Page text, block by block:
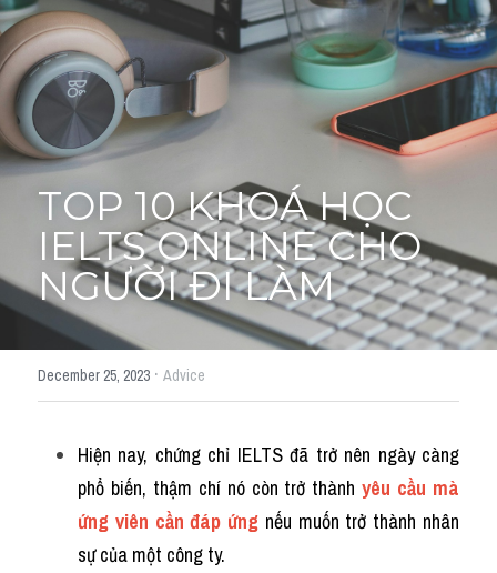
Cách diễn đạt
IELTS Videos - Ebook
Điểm báo
Adj
Idiom
Khác
Từ vựng theo topic
Từ vựng theo Topic
Vocabulary - Grammar
Grammar
Collocation
HỌC THỬ →
TOP 10 KHOÁ HỌC
IELTS ONLINE CHO
NGƯỜI ĐI LÀM
December 25, 2023 · Advice
Hiện nay, chứng chỉ IELTS đã trở nên ngày càng
phổ biến, thậm chí nó còn trở thành yêu cầu mà
ứng viên cần đáp ứng nếu muốn trở thành nhân
sự của một công ty.